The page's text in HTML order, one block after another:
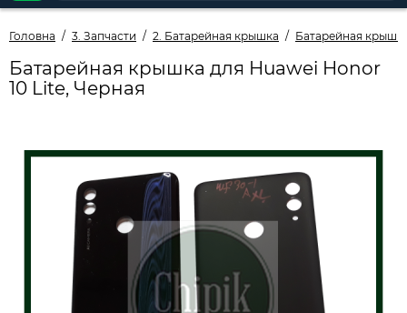
Головна 3. Запчасти 2. Батарейная крышка Батарейная
Батарейная крышка для Huawei Honor
10 Lite, Черная